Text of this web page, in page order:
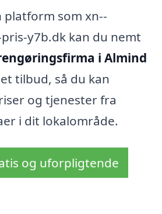
platform som xn--
y7b.dk kan du nemt
i Almind
tilbud, så du kan
og tjenester fra
i dit lokalområde.
og uforpligtende